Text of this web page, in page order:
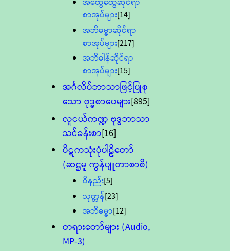
စာအုပ်များ[14]
အဘိဓမ္မာဆိုင်ရာ
စာအုပ်များ[217]
အဘိဓါန်ဆိုင်ရာ
စာအုပ်များ[15]
အင်္ဂလိပ်ဘာသာဖြင့်ပြုစု
သော ဗုဒ္ဓစာပေများ[895]
လူငယ်ကဏ္ဍ ဗုဒ္ဓဘာသာ
သင်ခန်းစာ[16]
ပိဋကသုံးပုံပါဠိတော်
(ဆဋ္ဌမူ ကွန်ပျူတာစာစီ)
ဝိနည်း[5]
သုတ္တန်[23]
အဘိဓမ္မာ[12]
တရားတော်များ (Audio,
MP-3)